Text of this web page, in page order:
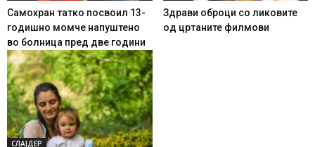
Самохран татко посвоил 13-
годишно момче напуштено
во болница пред две години
Здрави оброци со ликовите
од цртаните филмови
СЛАЈДЕР